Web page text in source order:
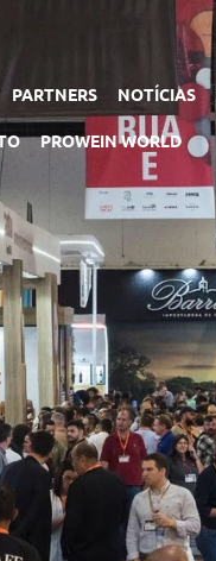
PARTNERS NOTÍCIAS
PROWEIN WORLD